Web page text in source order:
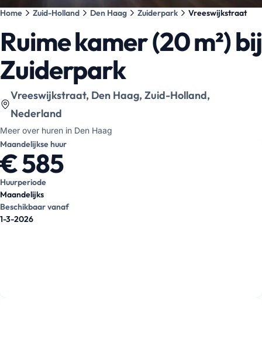
Home Zuid-Holland Den Haag Zuiderpark Vreeswijkstraat
Ruime kamer (20 m²) bij
Zuiderpark
Bekijk locatie op kaart:
Vreeswijkstraat, Den Haag, Zuid-Holland,
Nederland
Meer over huren in Den Haag
Maandelijkse huur
€ 585
Huurperiode
Maandelijks
Beschikbaar vanaf
1-3-2026